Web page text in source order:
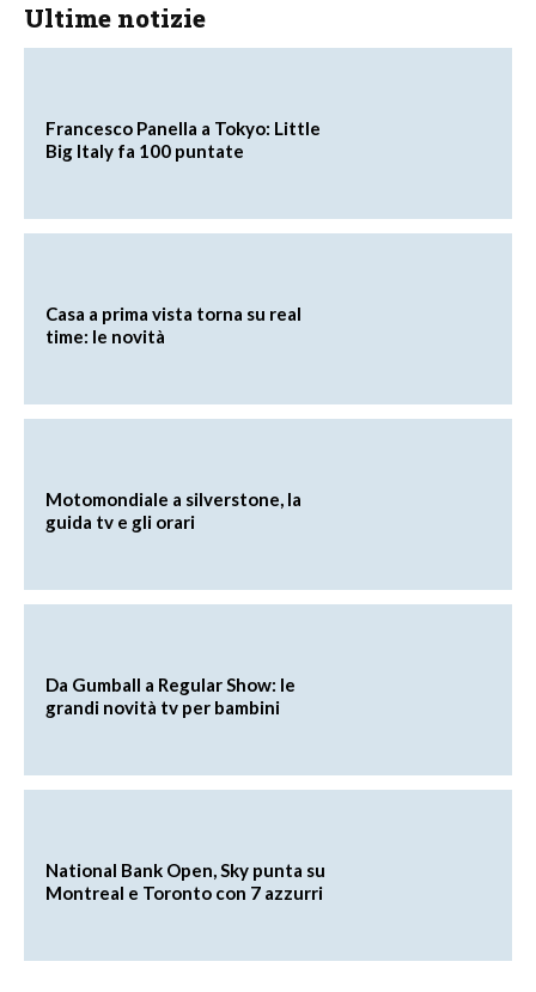
Ultime notizie
Francesco Panella a Tokyo: Little
Big Italy fa 100 puntate
Casa a prima vista torna su real
time: le novità
Motomondiale a silverstone, la
guida tv e gli orari
Da Gumball a Regular Show: le
grandi novità tv per bambini
National Bank Open, Sky punta su
Montreal e Toronto con 7 azzurri